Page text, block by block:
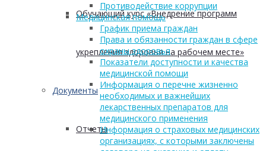
Обучающий курс «Внедрение программ
укрепления здоровья на рабочем месте»
Документы
Отчеты
Противодействие коррупции
Медицинская помощь
График приема граждан
Права и обязанности граждан в сфере
охраны здоровья
Показатели доступности и качества
медицинской помощи
Информация о перечне жизненно
необходимых и важнейших
лекарственных препаратов для
медицинского применения
Информация о страховых медицинских
организациях, с которыми заключены